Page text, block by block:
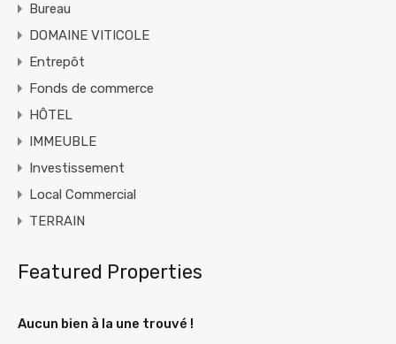
Bureau
DOMAINE VITICOLE
Entrepôt
Fonds de commerce
HÔTEL
IMMEUBLE
Investissement
Local Commercial
TERRAIN
Featured Properties
Aucun bien à la une trouvé !